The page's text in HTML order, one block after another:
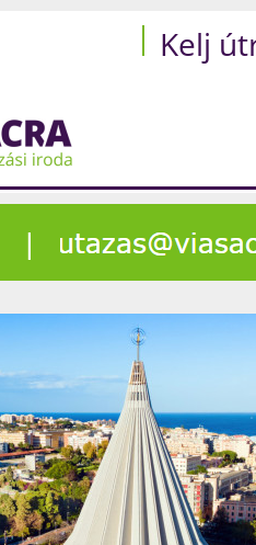
Kelj
|
2742